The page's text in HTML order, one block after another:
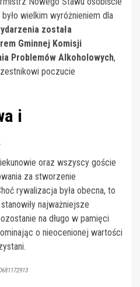
wielkim wyróżnieniem dla
została
Gminnej Komisji
Problemów Alkoholowych,
poczucie
i
oraz wszyscy goście
za stworzenie
rywalizacja była obecna, to
najważniejsze
na długo w pamięci
o nieocenionej wartości